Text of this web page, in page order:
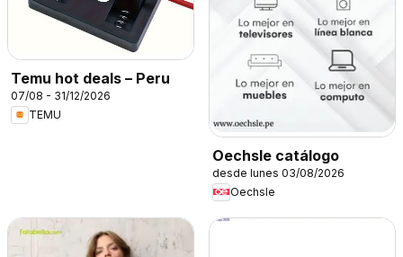
Temu hot deals – Peru
07/08 - 31/12/2026
TEMU
Oechsle catálogo
desde lunes 03/08/2026
Oechsle